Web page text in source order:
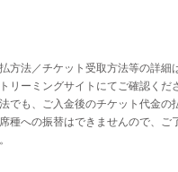
方法／チケット受取方法等の詳細
リーミングサイトにてご確認くだ
でも、ご入金後のチケット代金の
種への振替はできませんので、ご